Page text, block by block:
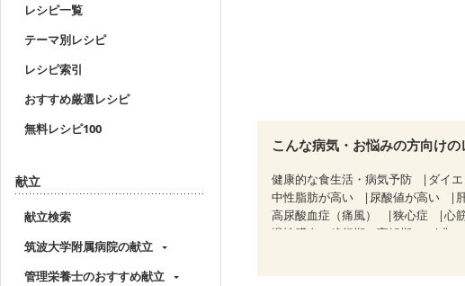
レシピ一覧
テーマ別レシピ
レシピ索引
おすすめ厳選レシピ
無料レシピ100
献立
献立検索
筑波大学附属病院の献立
管理栄養士のおすすめ献立
こんな病気・お悩みの方向け
健康的な食生活・病気予防 ダイエ
中性脂肪が高い
尿酸値が高い
高尿酸血症（痛風）
狭心症 心
慢性膵炎（移行期・寛解期）
非